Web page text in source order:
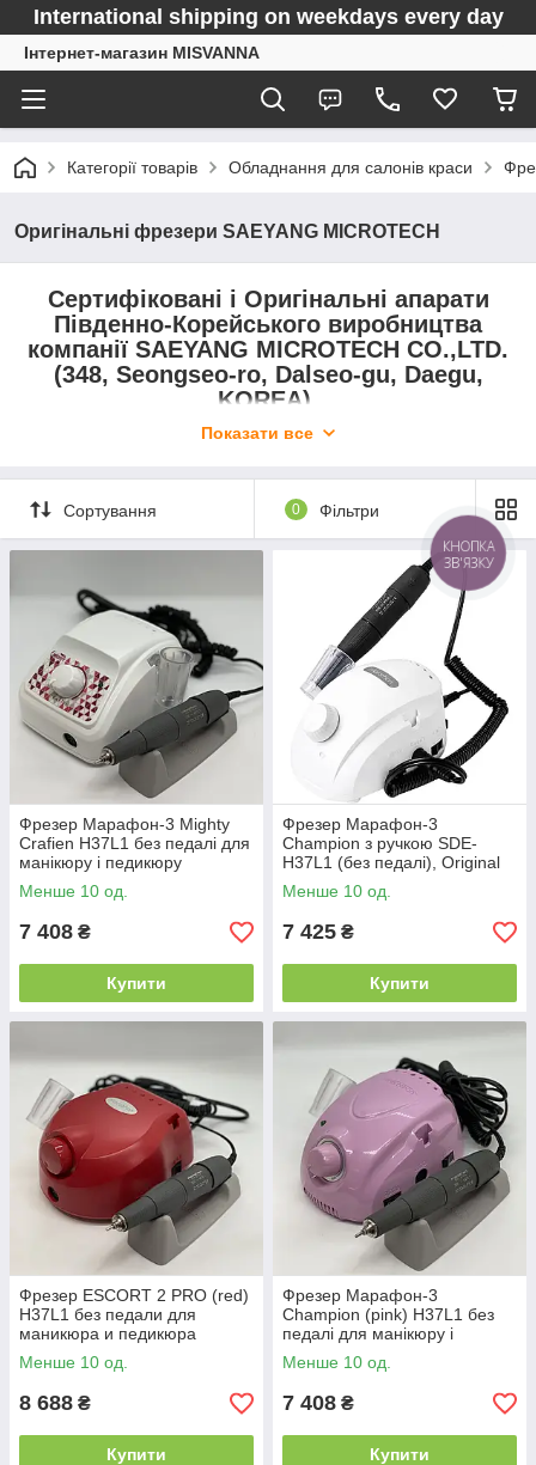
International shipping on weekdays every day
Інтернет-магазин MISVANNA
Категорії товарів Обладнання для салонів краси
Оригінальні фрезери SAEYANG MICROTECH
Сертифіковані і Оригінальні апарати
Південно-Корейського виробництва
компанії SAEYANG MICROTECH CO.,LTD.
(348, Seongseo-ro, Dalseo-gu, Daegu,
KOREA).
Інтернет-магазин MISVANNA є офіційним
дилером надаючи дуже широкий вибір
продукції Saeyang Microtech. Ви можете
придбати Товар високої якості за
доступні гроші з усім пакетом документів
(сертифікат відповідності перевірки типу
+ офіційна гарантія + обслуговування
оригінальними комплектуючими).
Купуючи у нас продукцію,
Ви отримаєте:
професійну консультацію в
підборі фрезерного набору.
широкий вибір продукції
100% оригінальність товару
постійна наявність на
складі
гарантійний талон
обслуговування
оригінальні комплектуючі
для післягарантійного
обслуговування
можливість відвідати
виставковий зал для
перевірки, порівняння і
вибору апарату
Показати все
Сортування 0 Фільтри
Фрезер Марафон-3 Mighty
Crafien H37L1 без педалі для
манікюру і педикюру
Менше 10 од.
7 408 ₴
Купити
Фрезер Марафон-3
Champion з ручкою SDE-
H37L1 (без педалі), Original
Ukraine
Менше 10 од.
7 425 ₴
Купити
Фрезер ESCORT 2 PRO (red)
H37L1 без педали для
маникюра и педикюра
Менше 10 од.
8 688 ₴
Купити
Фрезер Марафон-3
Champion (pink) H37L1 без
педалі для манікюру і
педикюру
Менше 10 од.
7 408 ₴
Купити
КНОПКА
ЗВ'ЯЗКУ